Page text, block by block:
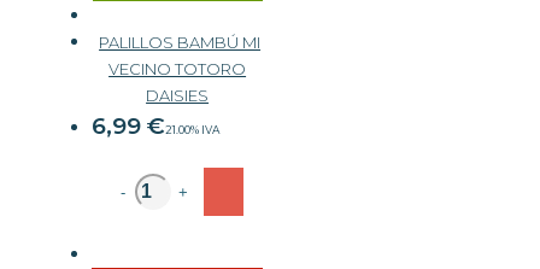
PALILLOS BAMBÚ MI
VECINO TOTORO
DAISIES
6,99 €21.00% IVA
- +